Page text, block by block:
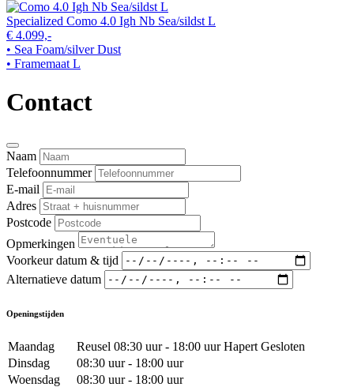
Specialized Como 4.0 Igh Nb Sea/sildst L
€ 4.099,-
• Sea Foam/silver Dust
• Framemaat L
Contact
Naam
Telefoonnummer
E-mail
Adres
Postcode
Opmerkingen
Voorkeur datum & tijd
Alternatieve datum
Openingstijden
Maandag
Reusel 08:30 uur - 18:00 uur Hapert Gesloten
Dinsdag
08:30 uur - 18:00 uur
Woensdag
08:30 uur - 18:00 uur